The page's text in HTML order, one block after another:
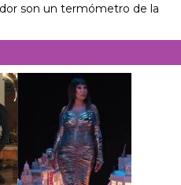
son un termómetro de la